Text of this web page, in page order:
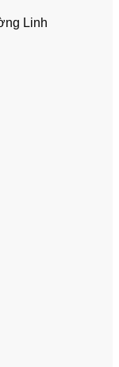
Linh